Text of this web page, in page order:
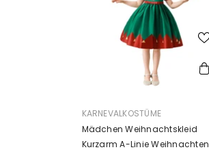
ANBIETER:
KARNEVALKOSTÜME
Mädchen Weihnachtskleid
Kurzarm A-Linie Weihnachten